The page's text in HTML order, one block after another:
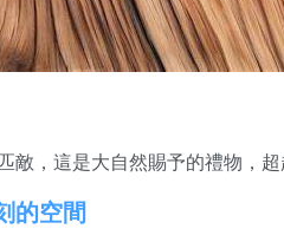
敵，這是大自然賜予的禮物，超
的空間